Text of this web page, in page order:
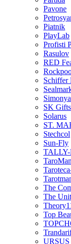
Pavone
Piatnik
PlayLab
Profisti
Rasulov
RED
Schiffer
SK Gifts
Solarus
ST.
Stechcol
Sun-Fly
The
The
Top
URSUS